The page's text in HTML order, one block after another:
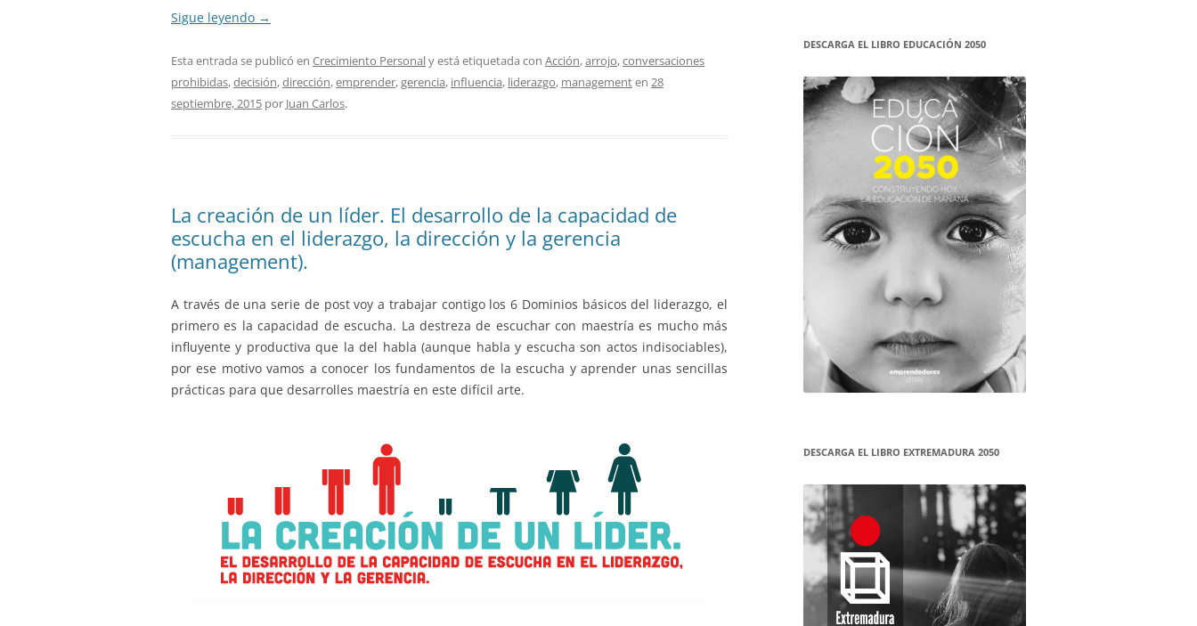
Sigue leyendo →
Esta entrada se publicó en Crecimiento Personaly está etiquetada con Acción,arrojo,conversaciones
prohibidas,decisión,dirección,emprender,gerencia, influencia, liderazgo, managementen 28
septiembre, 2015 por Juan Carlos.
La creación de un líder. El desarrollo de la capacidad de
escucha en el liderazgo, la dirección y la gerencia
(management).
A través de una serie de post voy a trabajar contigo los 6 Dominios básicos del liderazgo, el
primero es la capacidad de escucha. La destreza de escuchar con maestría es mucho más
influyente y productiva que la del habla (aunque habla y escucha son actos indisociables),
por ese motivo vamos a conocer los fundamentos de la escucha y aprender unas sencillas
prácticas para que desarrolles maestría en este difícil arte.
DESCARGA EL LIBRO EDUCACIÓN 2050
DESCARGA EL LIBRO EXTREMADURA 2050